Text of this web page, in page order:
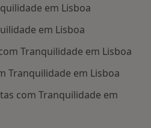
em Lisboa
em Lisboa
Tranquilidade em Lisboa
Tranquilidade em Lisboa
com Tranquilidade em